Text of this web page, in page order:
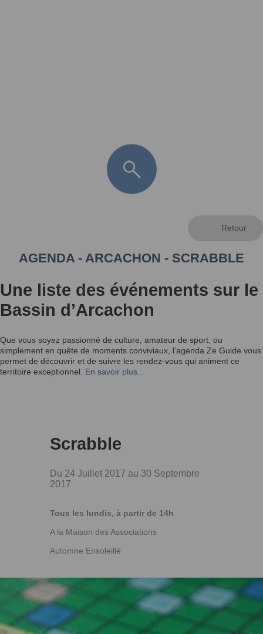
AGENDA - ARCACHON - SCRABBLE
Une liste des événements sur le
Bassin d’Arcachon
Que vous soyez passionné de culture, amateur de sport, ou
simplement en quête de moments conviviaux, l’agenda Ze Guide vous
permet de découvrir et de suivre les rendez-vous qui animent ce
territoire exceptionnel. En savoir plus...
Scrabble
Du 24 Juillet 2017 au 30 Septembre
2017
Tous les lundis, à partir de 14h
A la Maison des Associations
Automne Ensoleillé